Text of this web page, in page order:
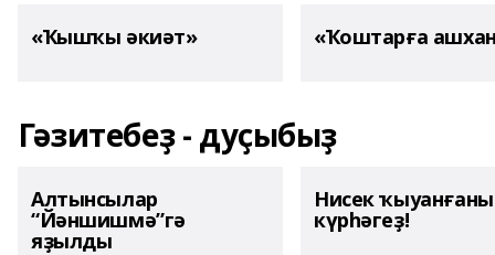
«Ҡышҡы әкиәт» «Ҡоштарға
Гәзитебеҙ - дуҫыбыҙ
Алтынсылар
“Йәншишмә”гә
яҙылды
Нисек
күрһәгеҙ!